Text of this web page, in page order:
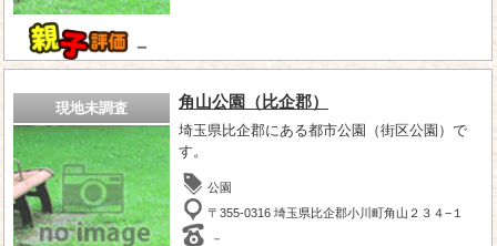
－
現地未調査 角山公園（比企郡）
埼玉県比企郡にある都市公園（街区公園）で
す。
公園
〒355-0316 埼玉県比企郡小川町角山２３４−１
－